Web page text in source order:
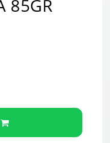
85GR